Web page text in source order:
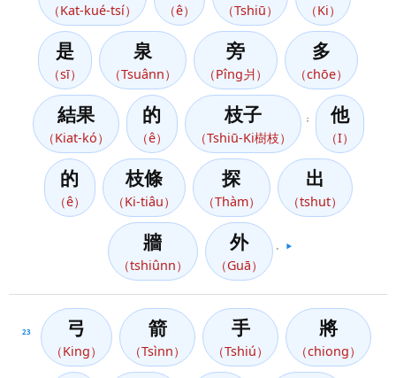
（Kat-kué-tsí） （ê） （Tshiū） （Ki）
是
（sī）
泉
（Tsuânn）
旁
（Pîng爿）
多
（chōe）
結果
（Kiat-kó）
的
（ê）
枝子
（Tshiū-Ki樹枝）
； 他
（I）
的
（ê）
枝條
（Ki-tiâu）
探
（Thàm）
出
（tshut）
牆
（tshiûnn）
外
（Guā）
▶️
23 弓
（King）
箭
（Tsìnn）
手
（Tshiú）
將
（chiong）